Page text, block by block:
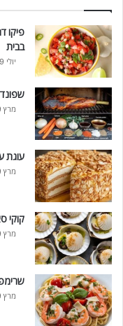
פיקו
בבית
יולי 9, 2025
מרץ 9, 2025
עוגת
מרץ 9, 2025
קוקי
מרץ 9, 2025
מרץ 9, 2025